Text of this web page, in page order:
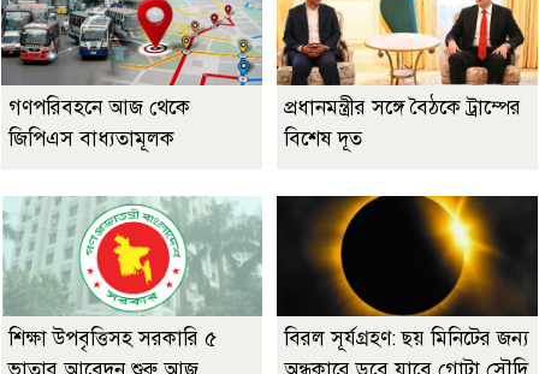
গণপরিবহনে আজ থেকে
জিপিএস বাধ্যতামূলক
প্রধানমন্ত্রীর সঙ্গে বৈঠকে ট্রাম্পের
বিশেষ দূত
শিক্ষা উপবৃত্তিসহ সরকারি ৫
বিরল সূর্যগ্রহণ: ছয় মিনিটের জন্য